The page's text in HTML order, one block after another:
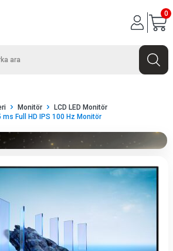
0
Monitör
LCD LED Monitör
ms Full HD IPS 100 Hz Monitör